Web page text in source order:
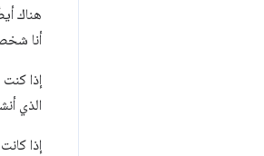
هناك
أنا
إذا
الذي
إذا